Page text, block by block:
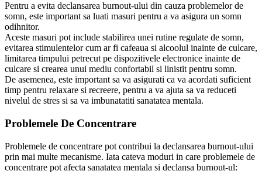
Pentru a evita declansarea burnout-ului din cauza problemelor de
somn, este important sa luati masuri pentru a va asigura un somn
odihnitor.
Aceste masuri pot include stabilirea unei rutine regulate de somn,
evitarea stimulentelor cum ar fi cafeaua si alcoolul inainte de culcare,
limitarea timpului petrecut pe dispozitivele electronice inainte de
culcare si crearea unui mediu confortabil si linistit pentru somn.
De asemenea, este important sa va asigurati ca va acordati suficient
timp pentru relaxare si recreere, pentru a va ajuta sa va reduceti
nivelul de stres si sa va imbunatatiti sanatatea mentala.
Problemele De Concentrare
Problemele de concentrare pot contribui la declansarea burnout-ului
prin mai multe mecanisme. Iata cateva moduri in care problemele de
concentrare pot afecta sanatatea mentala si declansa burnout-ul: